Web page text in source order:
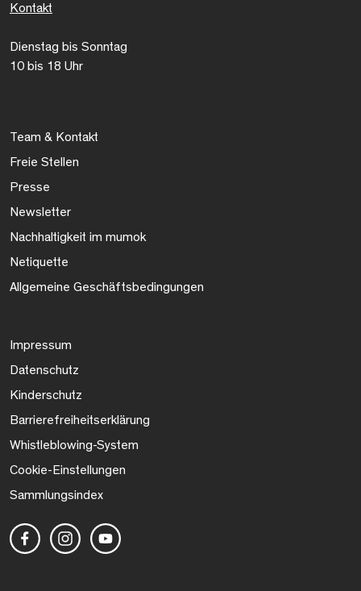
Kontakt
Dienstag bis Sonntag
10 bis 18 Uhr
Team & Kontakt
Freie Stellen
Presse
Newsletter
Nachhaltigkeit im mumok
Netiquette
Allgemeine Geschäftsbedingungen
Impressum
Datenschutz
Kinderschutz
Barrierefreiheitserklärung
Whistleblowing-System
Cookie-Einstellungen
Sammlungsindex